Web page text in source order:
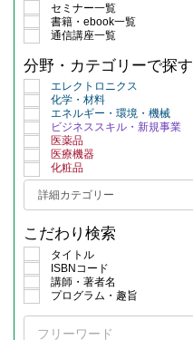
セミナー一覧
書籍・ebook一覧
通信講座一覧
分野・カテゴリーで探す
エレクトロニクス
化学・材料
エネルギー・環境・機械
ビジネススキル・新規事業
医薬品
医療機器
化粧品
こだわり検索
タイトル
ISBNコード
講師・著者名
プログラム・趣旨